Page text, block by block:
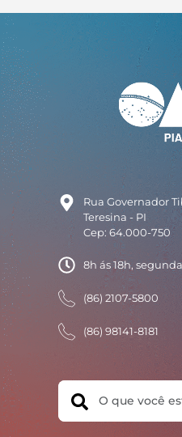
Rua Governador
Teresina - PI
Cep: 64.000-750
8h ás 18h,
(86) 2107-5800
(86) 98141-8181
Search